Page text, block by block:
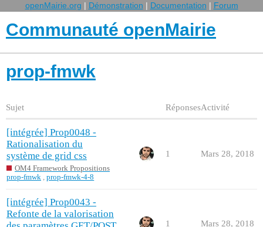
openMairie.org | Démonstration | Documentation | Forum
Communauté openMairie
prop-fmwk
Sujet RéponsesActivité
[intégrée] Prop0048 -
Rationalisation du
système de grid css
OM4 Framework Propositions
prop-fmwk ,prop-fmwk-4-8
1 Mars 28, 2018
[intégrée] Prop0043 -
Refonte de la valorisation
1 Mars 28, 2018